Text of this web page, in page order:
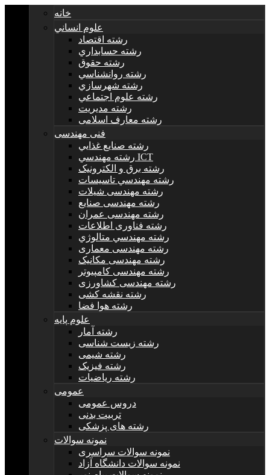
خانه
علوم انساني
رشته اقتصاد
رشته حسابداري
رشته حقوق
رشته روانشناسي
رشته شهرسازي
رشته علوم اجتماعي
رشته مديريت
رشته معارف اسلامی
فنی مهندسی
رشته صنايع غذايي
رشته مهندسي ICT
رشته برق و الکترونيک
رشته مهندسي تاسيسات
رشته مهندسی شیلات
رشته مهندسی صنایع
رشته مهندسی عمران
رشته فناوری اطلاعات
رشته مهندسي متالوژي
رشته مهندسی معماری
رشته مهندسی مکانیک
رشته مهندسی کامپیوتر
رشته مهندسی کشاورزی
رشته نقشه کشی
رشته هوا فضا
علوم پایه
رشته آمار
رشته زیست شناسی
رشته شیمی
رشته فیزیک
رشته ریاضیات
عمومی
دروس عمومی
تربیت بدنی
رشته های پزشکی
نمونه سوالات
نمونه سوالات سراسری
نمونه سوالات دانشگاه آزاد